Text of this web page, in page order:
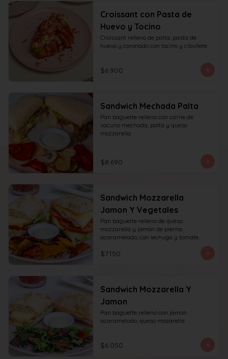
Croissant con Pasta de
Huevo y Tocino
Croissant relleno de palta, pasta de
huevo y coronado con tocino y cibullete
$6.900
Sandwich Mechada Palta
Pan baguette relleno con carne de
vacuno mechada, palta y queso
mozzarella.
$8.690
Sandwich Mozzarella
Jamon Y Vegetales
Pan baguette relleno de queso
mozzarella y jamón de pierna
acaramelado, con lechuga y tomate.
$7.150
Sandwich Mozzarella Y
Jamon
Pan baguette relleno con jamon
acaramelado, queso mozarella
$6.050